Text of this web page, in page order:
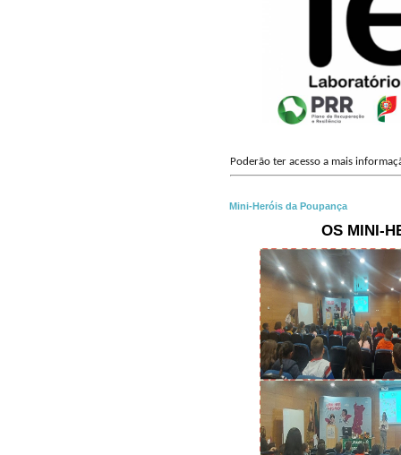
Poderão ter acesso a mais
Mini-Heróis da Poupança
OS MINI-